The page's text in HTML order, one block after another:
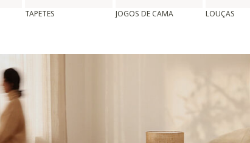
TAPETES JOGOS DE CAMA LOUÇAS